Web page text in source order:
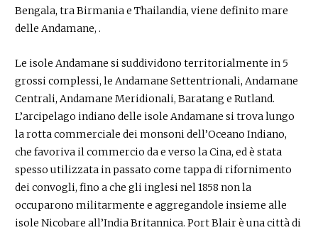
Bengala, tra Birmania e Thailandia, viene definito mare
delle Andamane, .
Le isole Andamane si suddividono territorialmente in 5
grossi complessi, le Andamane Settentrionali, Andamane
Centrali, Andamane Meridionali, Baratang e Rutland.
L’arcipelago indiano delle isole Andamane si trova lungo
la rotta commerciale dei monsoni dell’Oceano Indiano,
che favoriva il commercio da e verso la Cina, ed è stata
spesso utilizzata in passato come tappa di rifornimento
dei convogli, fino a che gli inglesi nel 1858 non la
occuparono militarmente e aggregandole insieme alle
isole Nicobare all’India Britannica. Port Blair è una città di